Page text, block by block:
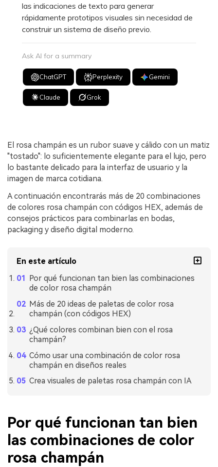
las indicaciones de texto para generar
rápidamente prototipos visuales sin necesidad de
construir un sistema de diseño previo.
Ask AI for a summary
ChatGPT Perplexity Gemini
Claude Grok
El rosa champán es un rubor suave y cálido con un matiz
"tostado": lo suficientemente elegante para el lujo, pero
lo bastante delicado para la interfaz de usuario y la
imagen de marca cotidiana.
A continuación encontrarás más de 20 combinaciones
de colores rosa champán con códigos HEX, además de
consejos prácticos para combinarlas en bodas,
packaging y diseño digital moderno.
En este artículo
Por qué funcionan tan bien las combinaciones
de color rosa champán
Más de 20 ideas de paletas de color rosa
champán (con códigos HEX)
¿Qué colores combinan bien con el rosa
champán?
Cómo usar una combinación de color rosa
champán en diseños reales
Crea visuales de paletas rosa champán con IA
Por qué funcionan tan bien
las combinaciones de color
rosa champán